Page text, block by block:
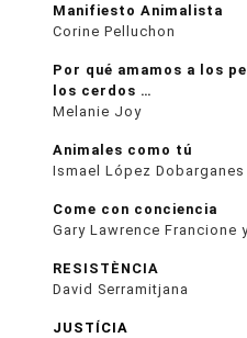
Manifiesto Animalista
Corine Pelluchon
Por qué amamos a los
los cerdos …
Melanie Joy
Animales como tú
Ismael López Dobarganes
Come con conciencia
Gary Lawrence Francione
RESISTÈNCIA
David Serramitjana
JUSTÍCIA